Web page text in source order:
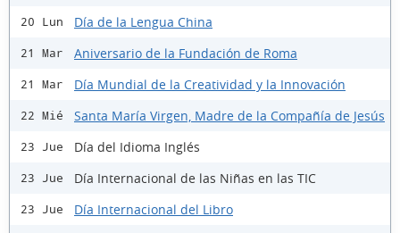
20 Lun Día de la Lengua China
21 Mar Aniversario de la Fundación de Roma
21 Mar Día Mundial de la Creatividad y la Innovación
22 Mié Santa María Virgen, Madre de la Compañía de Jesús
23 Jue Día del Idioma Inglés
23 Jue Día Internacional de las Niñas en las TIC
23 Jue Día Internacional del Libro